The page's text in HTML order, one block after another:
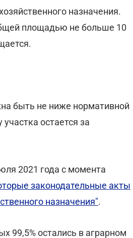
назначения.
площадью не больше 10
быть не ниже нормативной
остается за
2021 года с момента
законодательные акты
назначения".
99,5% остались в аграрном